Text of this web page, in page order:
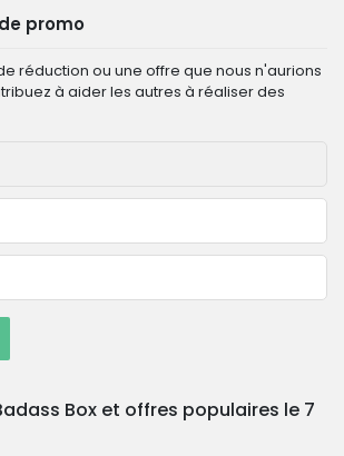
promo
réduction ou une offre que nous n'aurions
à aider les autres à réaliser des
Box et offres populaires le 7